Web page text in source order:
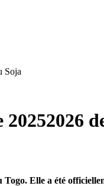
Soja
Elle a été